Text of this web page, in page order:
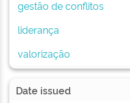
gestão de conflitos
liderança
valorização
Date issued